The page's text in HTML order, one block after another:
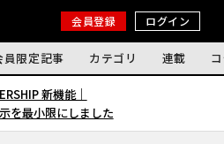
会員登録 ログイン
員限定記事 カテゴリ 連載
新機能｜
を最小限にしました